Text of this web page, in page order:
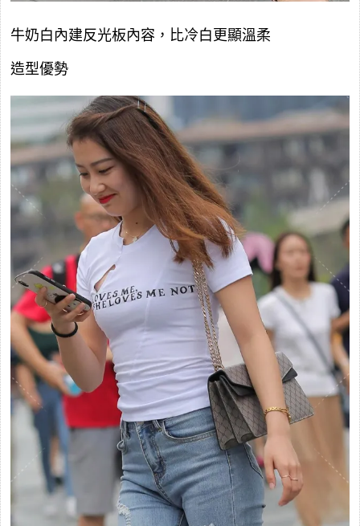
牛奶白內建反光板內容，比冷白更顯溫柔
造型優勢